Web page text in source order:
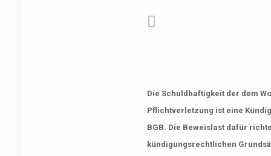
Die Schuldhaftigkeit der dem
Pflichtverletzung ist eine
BGB. Die Beweislast dafür
kündigungsrechtlichen